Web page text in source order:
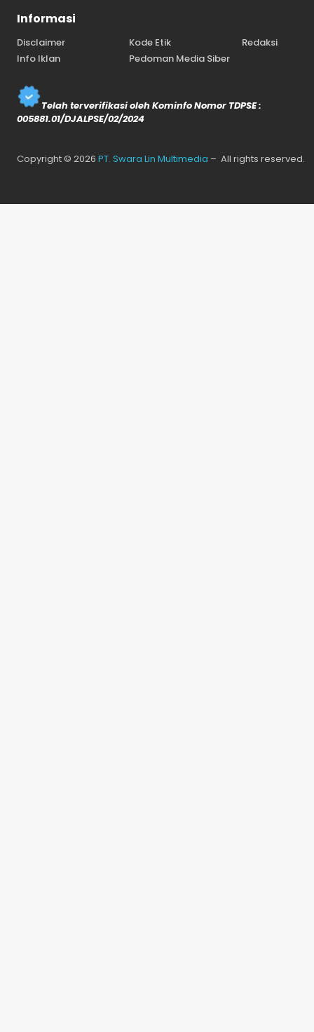
Informasi
Disclaimer Kode Etik
Redaksi
Info Iklan
Pedoman Media Siber
Telah terverifikasi oleh Kominfo Nomor TDPSE :
005881.01/DJALPSE/02/2024
Copyright © 2026 PT. Swara Lin Multimedia – All rights reserved.